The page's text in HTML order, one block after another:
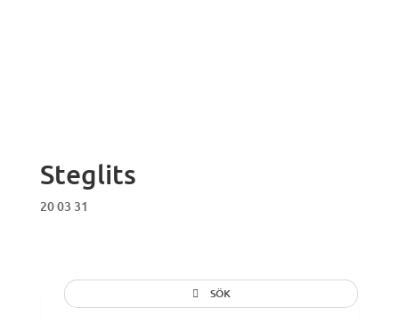
Steglits
20 03 31
SÖK